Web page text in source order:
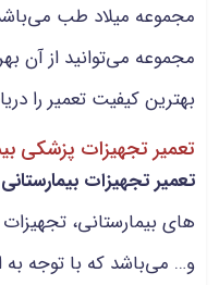
مجموعه میلاد طب
مجموعه می‌توانید از آن
بهترین کیفیت تعمیر را
تعمیر تجهیزات پزشکی
تعمیر تجهیزات بیمارستانی
های بیمارستانی،
و… می‌باشد که با توجه به